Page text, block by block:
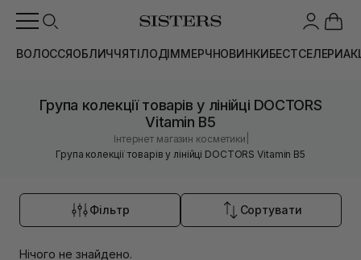
ВОЛОССЯОБЛИЧЧЯТІЛОДІММЕРЧНОВИНКИБЕСТСЕЛЕРИ
Група колекції товарів у лінійці DOCTORS
Vitamin B5
Інтернет магазин косметики
Група колекції товарів у лінійці DOCTORS Vitamin B5
Фільтр Сортувати
Нічого не знайдено.